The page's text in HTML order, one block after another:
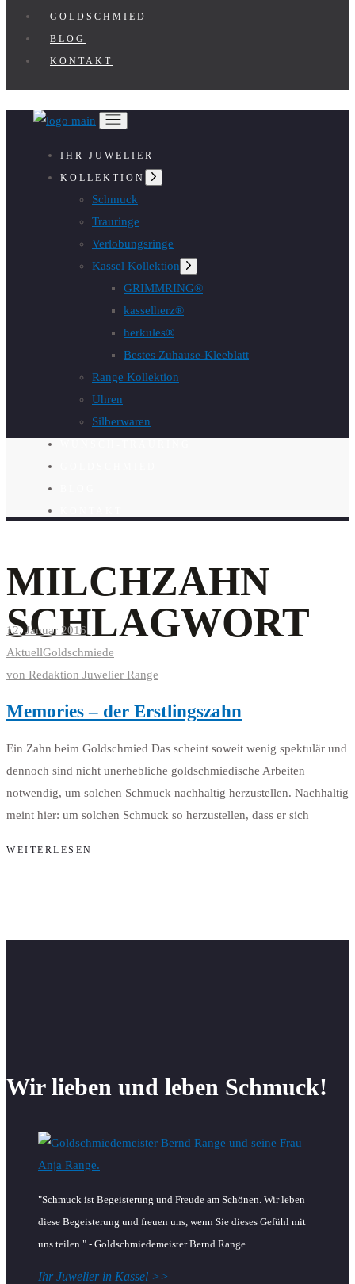
GOLDSCHMIED
BLOG
KONTAKT
IHR JUWELIER
KOLLEKTION
Untermenü
anzeigen
Schmuck
Trauringe
Verlobungsringe
Kassel Kollektion Untermenü
anzeigen
GRIMMRING®
kasselherz®
herkules®
Bestes Zuhause-Kleeblatt
Range Kollektion
Uhren
Silberwaren
MILCHZAHN
SCHLAGWORT
12. Januar 2016
AktuellGoldschmiede
von Redaktion Juwelier Range
Memories – der Erstlingszahn
Ein Zahn beim Goldschmied Das scheint soweit wenig spektulär und
dennoch sind nicht unerhebliche goldschmiedische Arbeiten
notwendig, um solchen Schmuck nachhaltig herzustellen. Nachhaltig
meint hier: um solchen Schmuck so herzustellen, dass er sich
WEITERLESEN
Wir lieben und leben Schmuck!
"Schmuck ist Begeisterung und Freude am Schönen. Wir leben
diese Begeisterung und freuen uns, wenn Sie dieses Gefühl mit
uns teilen." - Goldschmiedemeister Bernd Range
Ihr Juwelier in Kassel >>